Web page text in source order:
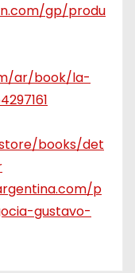
gp/produ
ar/book/la-
books/det
p
gustavo-